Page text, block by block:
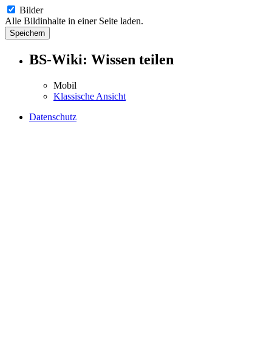
Bilder
Alle Bildinhalte in einer Seite laden.
BS-Wiki: Wissen teilen
Mobil
Klassische Ansicht
Datenschutz